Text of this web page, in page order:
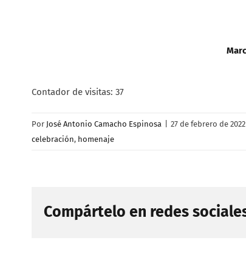
Contador de visitas: 37
Por José Antonio Camacho Espinosa 27 de febrero de 2022
celebración, homenaje
Compártelo en redes